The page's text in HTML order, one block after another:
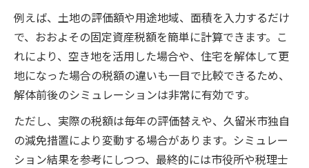
例えば、土地の評価額や用途地域、面積を入力するだけ
で、おおよその固定資産税額を簡単に計算できます。こ
れにより、空き地を活用した場合や、住宅を解体して更
地になった場合の税額の違いも一目で比較できるため、
解体前後のシミュレーションは非常に有効です。
ただし、実際の税額は毎年の評価替えや、久留米市独自
の減免措置により変動する場合があります。シミュレー
ション結果を参考にしつつ、最終的には市役所や税理士